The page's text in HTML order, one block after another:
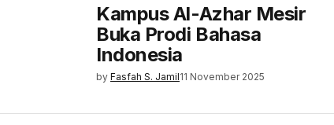
Kampus Al-Azhar Mesir
Buka Prodi Bahasa
Indonesia
by Fasfah S. Jamil11 November 2025